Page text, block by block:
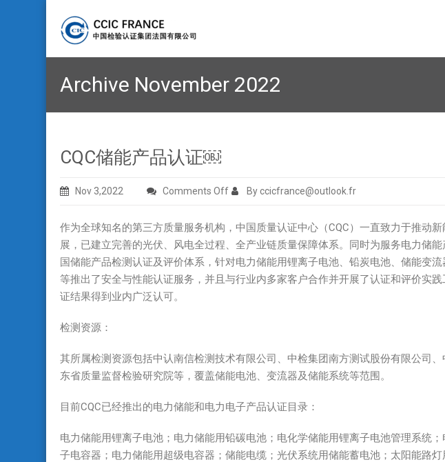
Archive November 2022
CQC储能产品认证￼
Nov 3,2022 Comments Offon
储
能
产
品
By ccicfrance@outlook.fr
作为全球知名的第三方质量服务机构，中国质量认证中心（CQC）一直致力于推动
展，已建立完善的光伏、风电全过程、全产业链质量保障体系。同时为服务电力储
国储能产品检测认证及评价体系，针对电力储能用锂离子电池、铅炭电池、储能变
等推出了安全与性能认证服务，并且与行业内多家客户合作并开展了认证和评价实
证结果得到业内广泛认可。
检测资源：
其所属检测资源包括中认南信检测技术有限公司、中检集团南方测试股份有限公司
东省质量监督检验研究院等，覆盖储能电池、变流器及储能系统等范围。
目前CQC已经推出的电力储能和电力电子产品认证目录：
电力储能用锂离子电池；电力储能用铅碳电池；电化学储能用锂离子电池管理系统
子电容器；电力储能用超级电容器；储能电缆；光伏系统用储能蓄电池；太阳能路